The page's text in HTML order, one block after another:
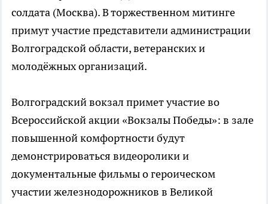
солдата (Москва). В торжественном митинге
примут участие представители администрации
Волгоградской области, ветеранских и
молодёжных организаций.
Волгоградский вокзал примет участие во
Всероссийской акции «Вокзалы Победы»: в зале
повышенной комфортности будут
демонстрироваться видеоролики и
документальные фильмы о героическом
участии железнодорожников в Великой